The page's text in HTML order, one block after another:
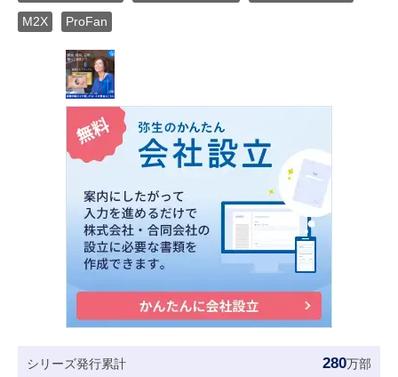
M2X ProFan
シリーズ発行累計 280万部